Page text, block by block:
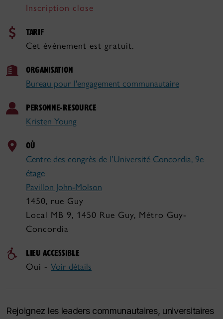
Inscription close
TARIF
Cet événement est gratuit.
ORGANISATION
Bureau pour l'engagement communautaire
PERSONNE-RESOURCE
Kristen Young
OÙ
Centre des congrès de l’Université Concordia, 9e
étage
Pavillon John-Molson
1450, rue Guy
Local MB 9, 1450 Rue Guy, Métro Guy-
Concordia
LIEU ACCESSIBLE
Oui - Voir détails
Rejoignez les leaders communautaires, universitaires